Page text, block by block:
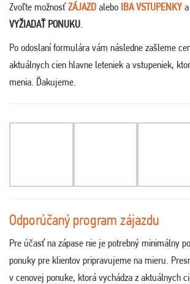
Zvoľte možnosťZÁJAZD alebo IBA VSTUPENKY
VYŽIADAŤ PONUKU.
Po odoslaní formulára vám následne zašleme
aktuálnych cien hlavne leteniek a vstupeniek,
menia. Ďakujeme.
Odporúčaný program zájazdu
Pre účasť na zápase nie je potrebný minimálny
ponuky pre klientov pripravujeme na mieru.
v cenovej ponuke, ktorá vychádza z aktuálnych